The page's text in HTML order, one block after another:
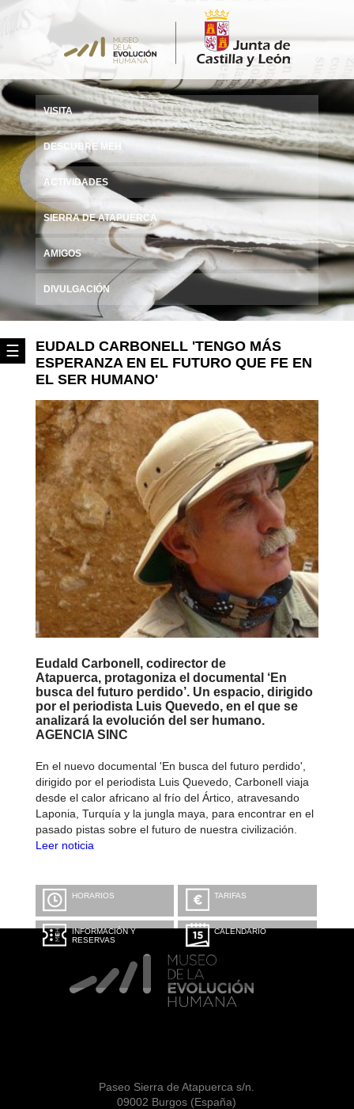
☰
VISITA
DESCUBRE MEH
ACTIVIDADES
SIERRA DE ATAPUERCA
AMIGOS
DIVULGACIÓN
EUDALD CARBONELL 'TENGO MÁS
ESPERANZA EN EL FUTURO QUE FE EN
EL SER HUMANO'
Eudald Carbonell, codirector de
Atapuerca, protagoniza el documental ‘En
busca del futuro perdido’. Un espacio, dirigido
por el periodista Luis Quevedo, en el que se
analizará la evolución del ser humano.
AGENCIA SINC
En el nuevo documental 'En busca del futuro perdido',
dirigido por el periodista Luis Quevedo, Carbonell viaja
desde el calor africano al frío del Ártico, atravesando
Laponia, Turquía y la jungla maya, para encontrar en el
pasado pistas sobre el futuro de nuestra civilización.
Leer noticia
HORARIOS TARIFAS
INFORMACIÓN Y
RESERVAS
CALENDARIO
Paseo Sierra de Atapuerca s/n.
09002 Burgos (España)